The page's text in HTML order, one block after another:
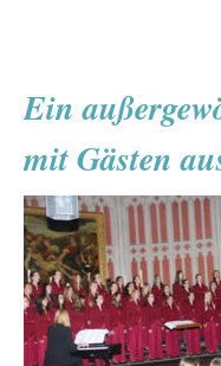
ein
der
10.
Klassen
Ein
mit Gästen